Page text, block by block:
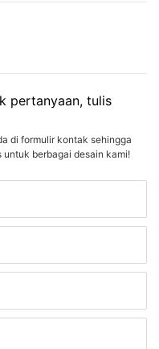
pertanyaan, tulis
di formulir kontak sehingga
berbagai desain kami!